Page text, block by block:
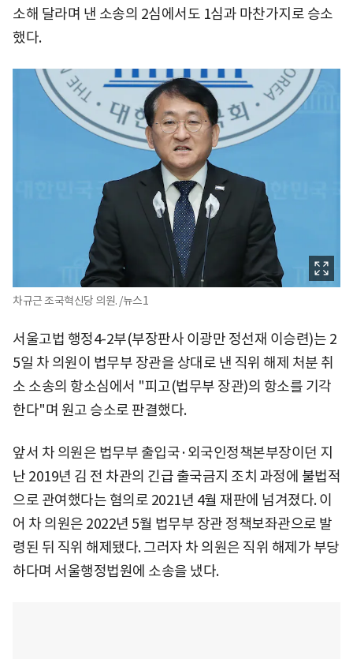
소해 달라며 낸 소송의 2심에서도 1심과 마찬가지로 승소
했다.
차규근 조국혁신당 의원. /뉴스1
서울고법 행정4-2부(부장판사 이광만 정선재 이승련)는 2
5일 차 의원이 법무부 장관을 상대로 낸 직위 해제 처분 취
소 소송의 항소심에서 "피고(법무부 장관)의 항소를 기각
한다"며 원고 승소로 판결했다.
앞서 차 의원은 법무부 출입국·외국인정책본부장이던 지
난 2019년 김 전 차관의 긴급 출국금지 조치 과정에 불법적
으로 관여했다는 혐의로 2021년 4월 재판에 넘겨졌다. 이
어 차 의원은 2022년 5월 법무부 장관 정책보좌관으로 발
령된 뒤 직위 해제됐다. 그러자 차 의원은 직위 해제가 부당
하다며 서울행정법원에 소송을 냈다.